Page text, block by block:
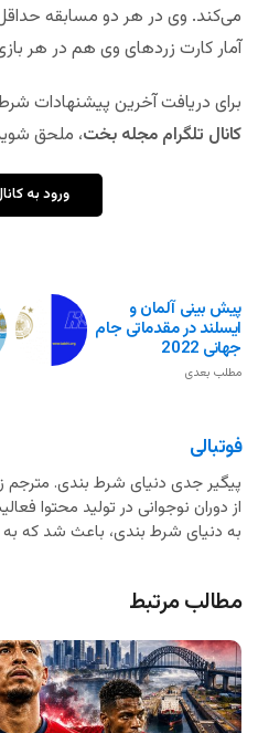
می‌کند. وی در هر دو مسابقه حداقل
آمار کارت زرد‌های وی هم در هر بازی به عدد
برای دریافت آخرین پیشنهادات
کانال تلگرام مجله بخت، ملحق
ورود به
پیش بینی آلمان و
ایسلند در مقدماتی جام
جهانی 2022
مطلب بعدی
فوتبالی
پیگیر جدی دنیای شرط بندی. مترجم
از دوران نوجوانی در تولید محتوا
به دنیای شرط بندی، باعث شد که
مطالب مرتبط